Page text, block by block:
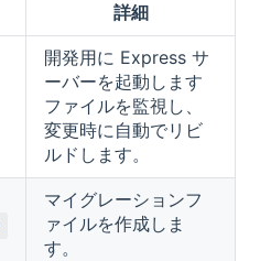
詳細
開発用に Express サ
ーバーを起動します
ファイルを監視し、
変更時に自動でリビ
ルドします。
マイグレーションフ
ァイルを作成しま
す。